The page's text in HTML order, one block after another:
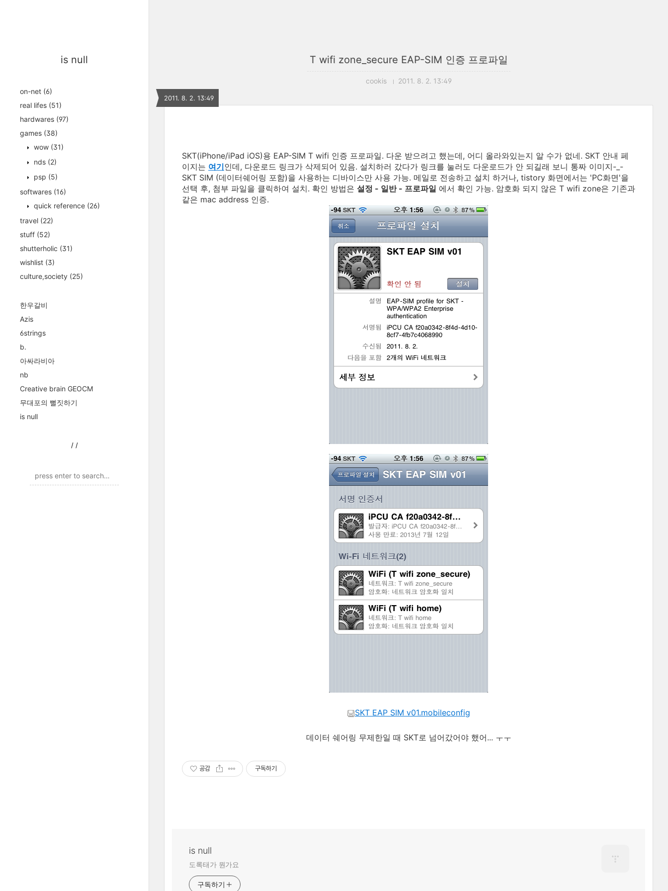
is null
on-net (6)
real lifes (51)
hardwares (97)
games (38)
wow (31)
nds (2)
psp (5)
softwares (16)
quick reference (26)
travel (22)
stuff (52)
shutterholic (31)
wishlist (3)
culture,society (25)
한우갈비
Azis
6strings
b.
아싸라비아
nb
Creative brain GEOCM
무대포의 뻘짓하기
is null
/ /
T wifi zone_secure EAP-SIM 인증 프로파일
cookis 2011. 8. 2. 13:49
2011. 8. 2. 13:49
SKT(iPhone/iPad iOS)용 EAP-SIM T wifi 인증 프로파일. 다운 받으려고 했는데, 어디 올라와있는지 알 수가 없네. SKT 안내 페
이지는 여기인데, 다운로드 링크가 삭제되어 있음. 설치하러 갔다가 링크를 눌러도 다운로드가 안 되길래 보니 통짜 이미지-_-
SKT SIM (데이터쉐어링 포함)을 사용하는 디바이스만 사용 가능. 메일로 전송하고 설치 하거나, tistory 화면에서는 'PC화면'을
선택 후, 첨부 파일을 클릭하여 설치. 확인 방법은 설정 - 일반 - 프로파일 에서 확인 가능. 암호화 되지 않은 T wifi zone은 기존과
같은 mac address 인증.
SKT EAP SIM v01.mobileconfig
데이터 쉐어링 무제한일 때 SKT로 넘어갔어야 했어... ㅜㅜ
공감 구독하기
is null
도록태가 뭔가요
구독하기